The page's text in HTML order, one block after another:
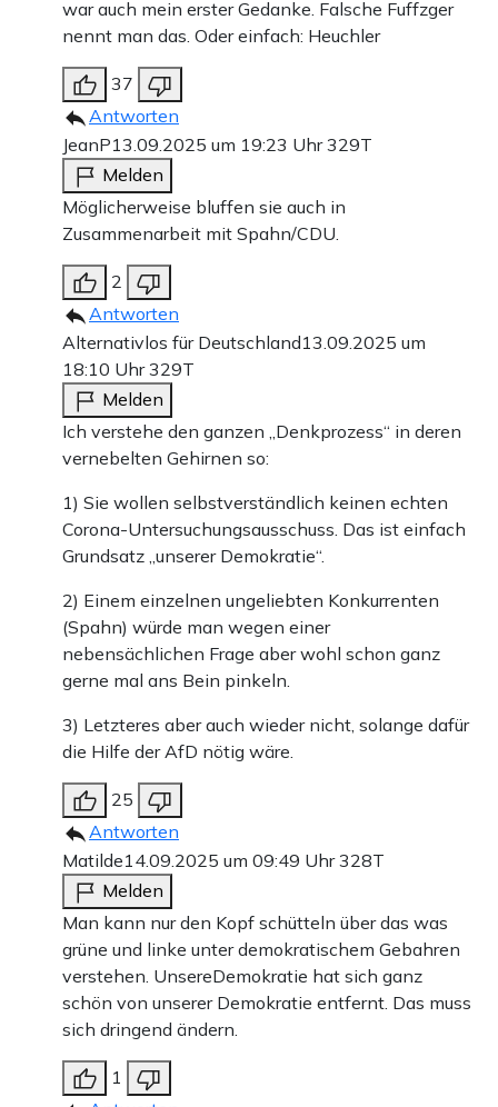
war auch mein erster Gedanke. Falsche Fuffzger
nennt man das. Oder einfach: Heuchler
37
Antworten
JeanP13.09.2025 um 19:23 Uhr329T
Melden
Möglicherweise bluffen sie auch in
Zusammenarbeit mit Spahn/CDU.
2
Antworten
Alternativlos für Deutschland13.09.2025 um
18:10 Uhr329T
Melden
Ich verstehe den ganzen „Denkprozess“ in deren
vernebelten Gehirnen so:
1) Sie wollen selbstverständlich keinen echten
Corona-Untersuchungsausschuss. Das ist einfach
Grundsatz „unserer Demokratie“.
2) Einem einzelnen ungeliebten Konkurrenten
(Spahn) würde man wegen einer
nebensächlichen Frage aber wohl schon ganz
gerne mal ans Bein pinkeln.
3) Letzteres aber auch wieder nicht, solange dafür
die Hilfe der AfD nötig wäre.
25
Antworten
Matilde14.09.2025 um 09:49 Uhr328T
Melden
Man kann nur den Kopf schütteln über das was
grüne und linke unter demokratischem Gebahren
verstehen. UnsereDemokratie hat sich ganz
schön von unserer Demokratie entfernt. Das muss
sich dringend ändern.
1